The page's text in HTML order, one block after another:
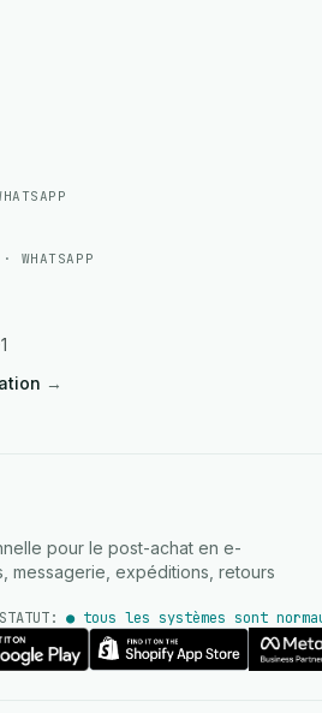
WHATSAPP
→
pour le post-achat en e-
messagerie, expéditions, retours
● tous les systèmes sont